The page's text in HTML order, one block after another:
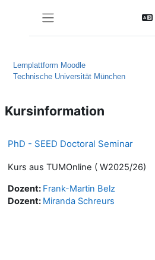
Lernplattform Moodle
Technische Universität München
Kursinformation
PhD - SEED Doctoral Seminar
Kurs aus TUMOnline ( W2025/26)
Dozent: Frank-Martin Belz
Dozent: Miranda Schreurs